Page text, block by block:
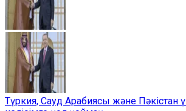
Түркия, Сауд Арабиясы және Пәкістан